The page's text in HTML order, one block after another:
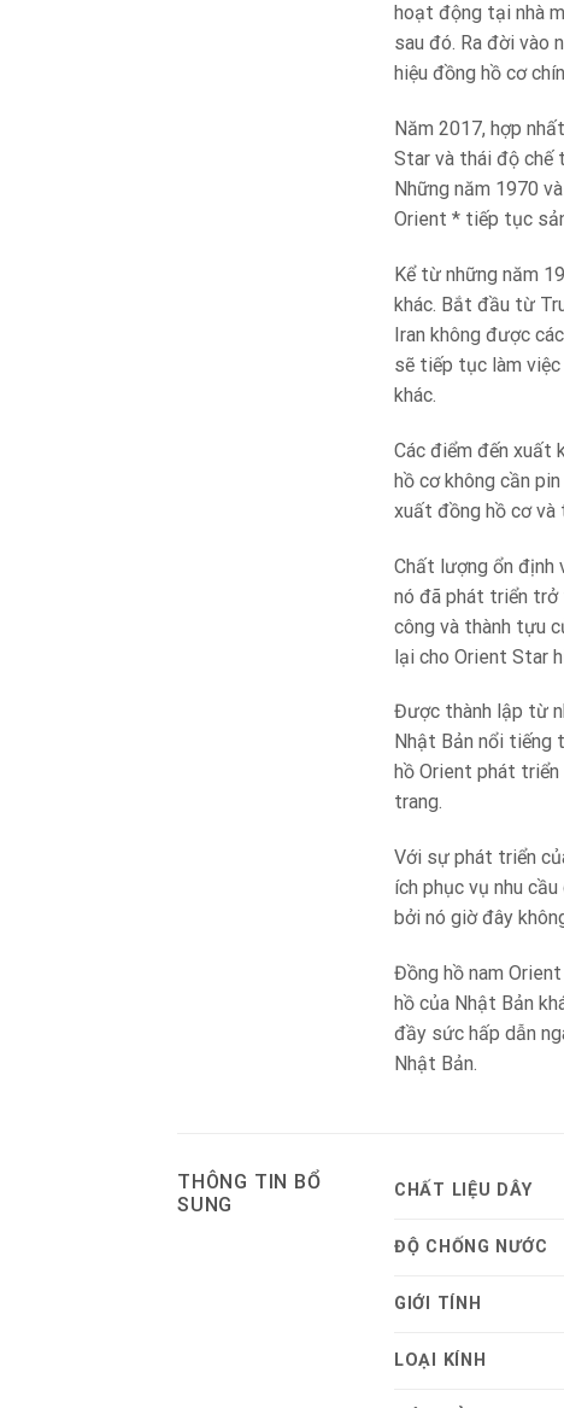
hoạt động tại nhà
sau đó. Ra đời vào
hiệu đồng hồ cơ
Năm 2017, hợp
Star và thái độ chế
Những năm 1970
Orient * tiếp tục
Kể từ những năm
khác. Bắt đầu từ
Iran không được
sẽ tiếp tục làm
khác.
Các điểm đến xuất
hồ cơ không cần
xuất đồng hồ cơ và
Chất lượng ổn định
nó đã phát triển trở
công và thành tựu
lại cho Orient Star
Được thành lập từ
Nhật Bản nổi tiếng
hồ Orient phát
trang.
Với sự phát triển
ích phục vụ nhu
bởi nó giờ đây
Đồng hồ nam
hồ của Nhật Bản
đầy sức hấp dẫn
Nhật Bản.
THÔNG TIN BỔ
SUNG
CHẤT LIỆU DÂY
ĐỘ CHỐNG NƯỚC
GIỚI TÍNH
LOẠI KÍNH